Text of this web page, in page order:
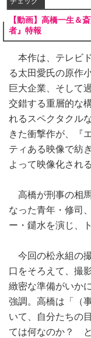
【動画】高橋一生＆
者』特報
本作は、テレビ
る太田愛氏の原作
巨大企業、そして
交錯する重層的な
れるスペクタクル
きた衝撃作が、『
ティある映像で紡
よって映像化される
高橋が刑事の相
なった青年・修司
ー・鑓水を演じ、
今回の松永組の
口をそろえて、撮
緻密な準備がいか
強調。高橋は「（
いて、自分たちの
ては何なのか？